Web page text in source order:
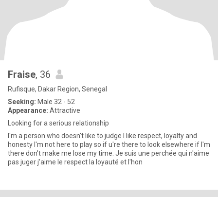
Fraise, 36
Rufisque, Dakar Region, Senegal
Seeking: Male 32 - 52
Appearance: Attractive
Looking for a serious relationship
I'm a person who doesn't like to judge I like respect, loyalty and
honesty I'm not here to play so if u're there to look elsewhere if I'm
there don't make me lose my time. Je suis une perchée qui n'aime
pas juger j'aime le respect la loyauté et l'hon